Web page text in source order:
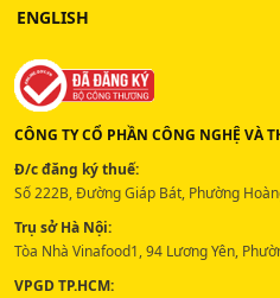
ENGLISH
CÔNG TY CỔ PHẦN CÔNG NGHỆ VÀ
Đ/c đăng ký thuế:
Số 222B, Đường Giáp Bát, Phường
Trụ sở Hà Nội:
Tòa Nhà Vinafood1, 94 Lương Yên,
VPGD TP.HCM: